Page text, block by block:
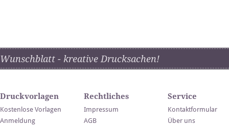
Wunschblatt - kreative Drucksachen!
Druckvorlagen
Kostenlose Vorlagen
Anmeldung
Rechtliches
Impressum
AGB
Service
Kontaktformular
Über uns